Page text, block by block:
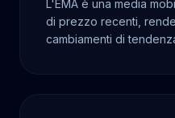
L'EMA è una media
di prezzo recenti,
cambiamenti di